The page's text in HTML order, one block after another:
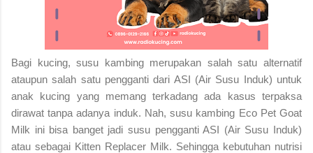
Bagi kucing, susu kambing merupakan salah satu alternatif
ataupun salah satu pengganti dari ASI (Air Susu Induk) untuk
anak kucing yang memang terkadang ada kasus terpaksa
dirawat tanpa adanya induk. Nah, susu kambing Eco Pet Goat
Milk ini bisa banget jadi susu pengganti ASI (Air Susu Induk)
atau sebagai Kitten Replacer Milk. Sehingga kebutuhan nutrisi